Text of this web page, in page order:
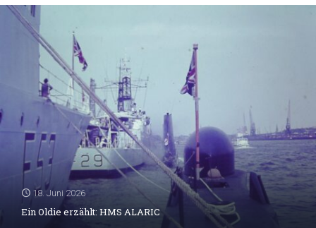
18. Juni 2026
Ein Oldie erzählt: HMS ALARIC